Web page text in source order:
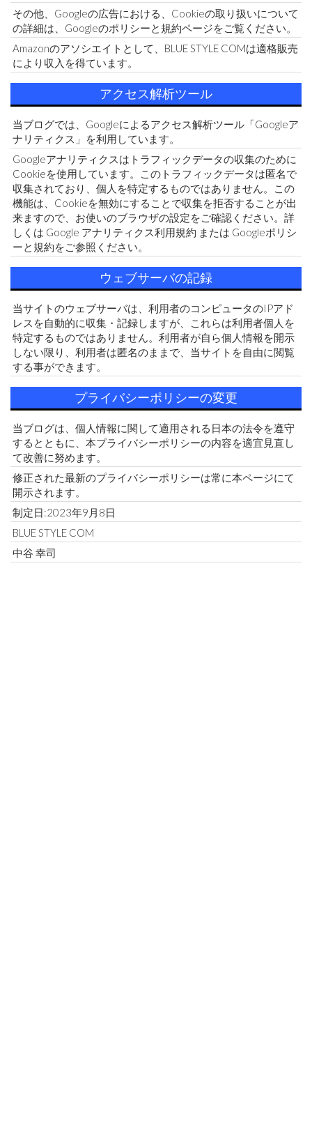
その他、Googleの広告における、Cookieの取り扱いについて
の詳細は、Googleのポリシーと規約ページをご覧ください。
Amazonのアソシエイトとして、BLUE STYLE COMは適格販売
により収入を得ています。
アクセス解析ツール
当ブログでは、Googleによるアクセス解析ツール「Googleア
ナリティクス」を利用しています。
Googleアナリティクスはトラフィックデータの収集のために
Cookieを使用しています。このトラフィックデータは匿名で
収集されており、個人を特定するものではありません。この
機能は、Cookieを無効にすることで収集を拒否することが出
来ますので、お使いのブラウザの設定をご確認ください。詳
しくは Google アナリティクス利用規約 または Googleポリシ
ーと規約をご参照ください。
ウェブサーバの記録
当サイトのウェブサーバは、利用者のコンピュータのIPアド
レスを自動的に収集・記録しますが、これらは利用者個人を
特定するものではありません。利用者が自ら個人情報を開示
しない限り、利用者は匿名のままで、当サイトを自由に閲覧
する事ができます。
プライバシーポリシーの変更
当ブログは、個人情報に関して適用される日本の法令を遵守
するとともに、本プライバシーポリシーの内容を適宜見直し
て改善に努めます。
修正された最新のプライバシーポリシーは常に本ページにて
開示されます。
制定日:2023年9月8日
BLUE STYLE COM
中谷 幸司